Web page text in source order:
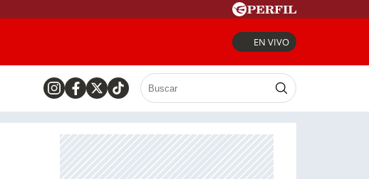
EN VIVO